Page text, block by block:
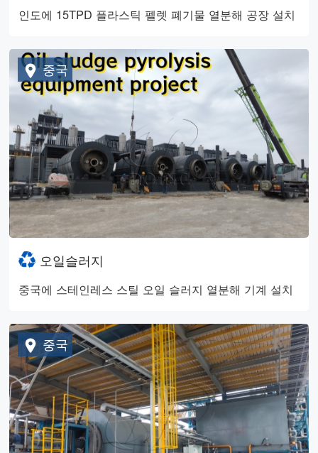
인도에 15TPD 플라스틱 펠렛 폐기물 열분해 공장 설치
중국
오일슬러지
중국에 스테인레스 스틸 오일 슬러지 열분해 기계 설치
중국